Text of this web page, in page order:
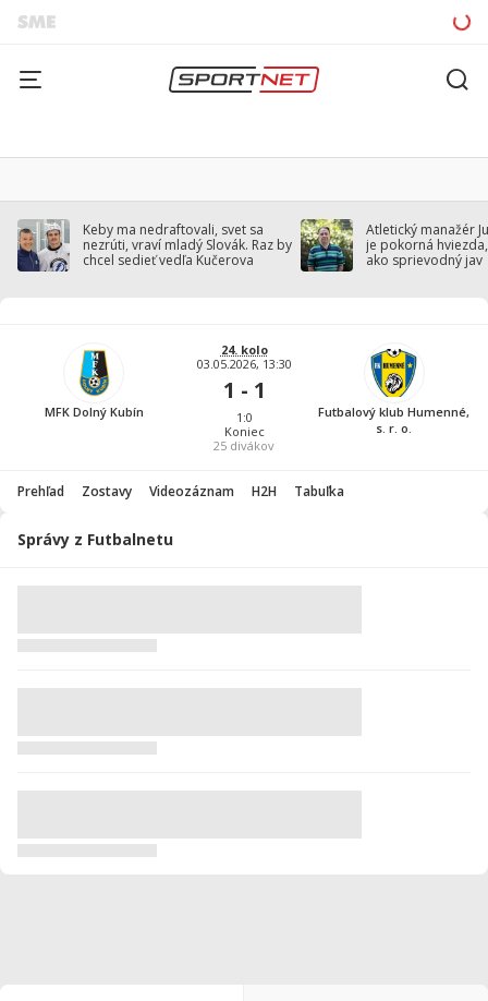
Keby ma nedraftovali, svet sa
nezrúti, vraví mladý Slovák. Raz by
chcel sedieť vedľa Kučerova
Atletický manažér
je pokorná
ako sprievodný jav
MFK Dolný Kubín
24. kolo
03.05.2026, 13:30
1 - 1
1:0
Koniec
25 divákov
Futbalový klub Humenné,
s. r. o.
Prehľad Zostavy Videozáznam H2H Tabuľka
Správy z Futbalnetu